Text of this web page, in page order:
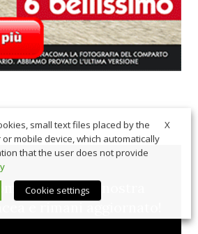
la nostra
e rimani aggiornato!
X
small text files placed by the
mobile device, which automatically
that the user does not provide
Cookie settings